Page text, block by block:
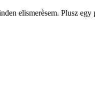
elismerèsem. Plusz egy